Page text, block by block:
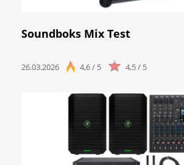
Soundboks Mix Test
26.03.2026 4,6 / 5 4,5 / 5